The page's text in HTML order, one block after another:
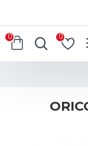
0
0